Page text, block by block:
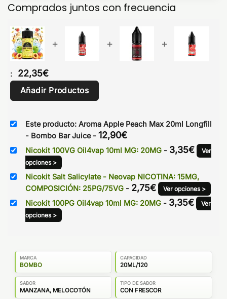
Comprados juntos con frecuencia
+ + +
: 22,35€
Añadir Productos
Este producto: Aroma Apple Peach Max 20ml Longfill
- Bombo Bar Juice - 12,90€
Nicokit 100VG Oil4vap 10ml MG: 20MG - 3,35€
Ver
opciones >
Nicokit Salt Salicylate - Neovap NICOTINA: 15MG,
COMPOSICIÓN: 25PG/75VG - 2,75€ Ver opciones >
Nicokit 100PG Oil4vap 10ml MG: 20MG - 3,35€
Ver
opciones >
MARCA
BOMBO
CAPACIDAD
20ML/120
SABOR
MANZANA, MELOCOTÓN
TIPO DE SABOR
CON FRESCOR